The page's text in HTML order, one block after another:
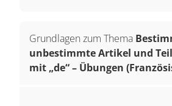
Grundlagen zum Thema
unbestimmte Artikel und
mit „de“ – Übungen